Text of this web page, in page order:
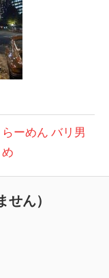
ーめん バリ男
ん）